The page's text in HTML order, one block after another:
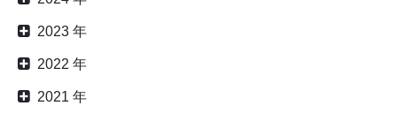
2023 年
2022 年
2021 年